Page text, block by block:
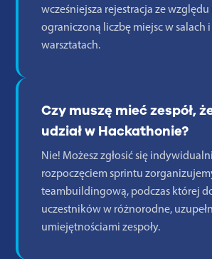
wcześniejsza rejestracja ze względu
ograniczoną liczbę miejsc w salach i
warsztatach.
Czy muszę mieć zespół,
udział w Hackathonie?
Nie! Możesz zgłosić się
rozpoczęciem sprintu
teambuildingową, podczas której
uczestników w różnorodne,
umiejętnościami zespoły.